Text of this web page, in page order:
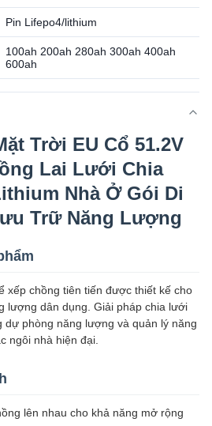
Pin Lifepo4/lithium
100ah 200ah 280ah 300ah 400ah
600ah
Trời EU Cổ 51.2V
Lai Lưới Chia
Nhà Ở Gói Di
Trữ Năng Lượng
xếp chồng tiên tiến được thiết kế cho
lượng dân dụng. Giải pháp chia lưới
dự phòng năng lượng và quản lý năng
ngôi nhà hiện đại.
lên nhau cho khả năng mở rộng